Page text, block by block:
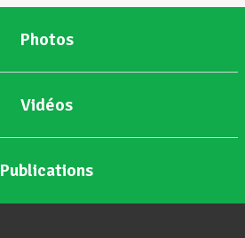
Photos
Vidéos
Publications